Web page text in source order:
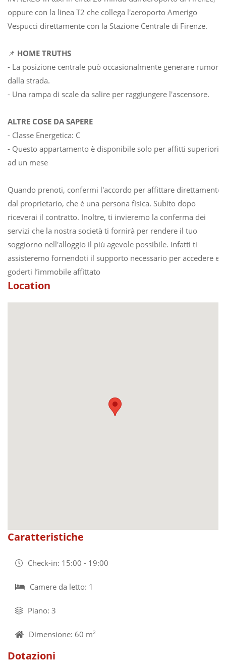
oppure con la linea T2 che collega l'aeroporto Amerigo
Vespucci direttamente con la Stazione Centrale di Firenze.
📌 HOME TRUTHS
- La posizione centrale può occasionalmente generare rumori
dalla strada.
- Una rampa di scale da salire per raggiungere l'ascensore.
ALTRE COSE DA SAPERE
- Classe Energetica: C
- Questo appartamento è disponibile solo per affitti superiori
ad un mese
Quando prenoti, confermi l'accordo per affittare direttamente
dal proprietario, che è una persona fisica. Subito dopo
riceverai il contratto. Inoltre, ti invieremo la conferma dei
servizi che la nostra società ti fornirà per rendere il tuo
soggiorno nell'alloggio il più agevole possibile. Infatti ti
assisteremo fornendoti il supporto necessario per accedere e
goderti l’immobile affittato
Location
Caratteristiche
Check-in: 15:00 - 19:00
Camere da letto: 1
Piano: 3
Dimensione: 60 m2
Dotazioni